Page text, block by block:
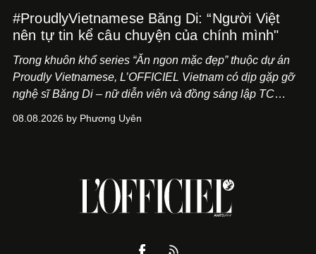
#ProudlyVietnamese Băng Di: “Người Việt
nên tự tin kể câu chuyện của chính mình"
Trong khuôn khổ series “Ăn ngon mặc đẹp” thuộc dự án
Proudly Vietnamese, L’OFFICIEL Vietnam có dịp gặp gỡ
nghệ sĩ Băng Di – nữ diễn viên và đồng sáng lập TC
Kitchen Bar và SALEM tại TP.HCM.
08.08.2026 by Phương Uyên